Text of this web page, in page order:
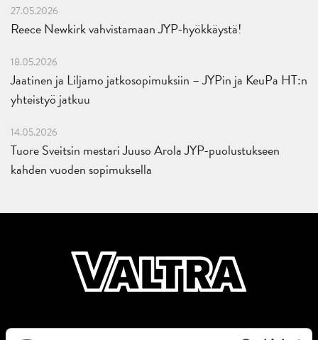
27.05.2026
Reece Newkirk vahvistamaan JYP-hyökkäystä!
18.05.2026
Jaatinen ja Liljamo jatkosopimuksiin – JYPin ja KeuPa HT:n
yhteistyö jatkuu
14.05.2026
Tuore Sveitsin mestari Juuso Arola JYP-puolustukseen
kahden vuoden sopimuksella